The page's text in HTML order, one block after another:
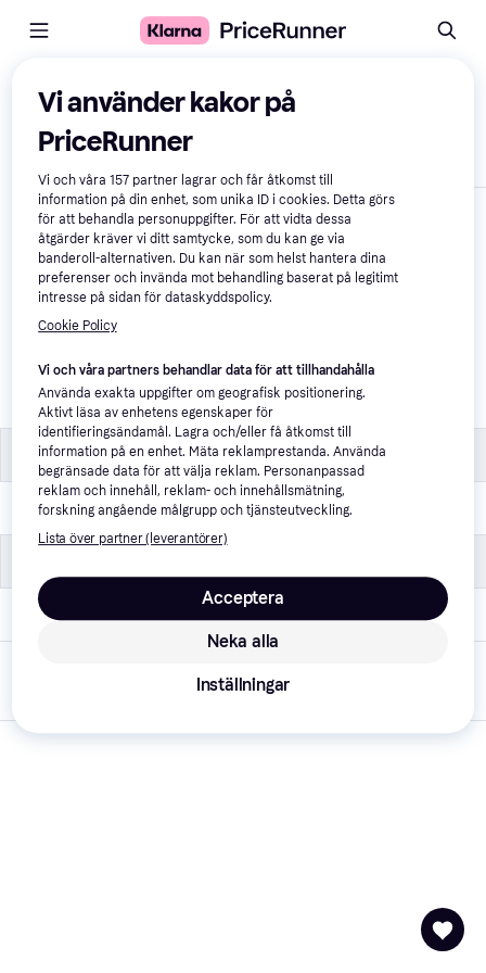
Jämför produkter
Visa endast skillnader
21326 T-piece
772 kr
Material Material
Material Stål
Varumärke Geberit
Vi använder kakor på
PriceRunner
Vi och våra157 partner lagrar och får åtkomst till
information på din enhet, som unika ID i cookies. Detta görs
för att behandla personuppgifter. För att vidta dessa
åtgärder kräver vi ditt samtycke, som du kan ge via
banderoll-alternativen. Du kan när som helst hantera dina
preferenser och invända mot behandling baserat på legitimt
intresse på sidan för dataskyddspolicy.
Cookie Policy
Vi och våra partners behandlar data för att tillhandahålla
Använda exakta uppgifter om geografisk positionering.
Aktivt läsa av enhetens egenskaper för
identifieringsändamål. Lagra och/eller få åtkomst till
information på en enhet. Mäta reklamprestanda. Använda
begränsade data för att välja reklam. Personanpassad
reklam och innehåll, reklam- och innehållsmätning,
forskning angående målgrupp och tjänsteutveckling.
Lista över partner (leverantörer)
Neka alla
Acceptera
Inställningar